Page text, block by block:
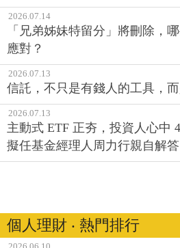
2026.07.14
「兄弟姊妹特留分」將刪除，
應對？
2026.07.13
信託，不只是有錢人的工具，
2026.07.13
主動式 ETF 正夯，投資人心中
擬任基金經理人周力行親自解答
個人理財 ‧ 熱門排行